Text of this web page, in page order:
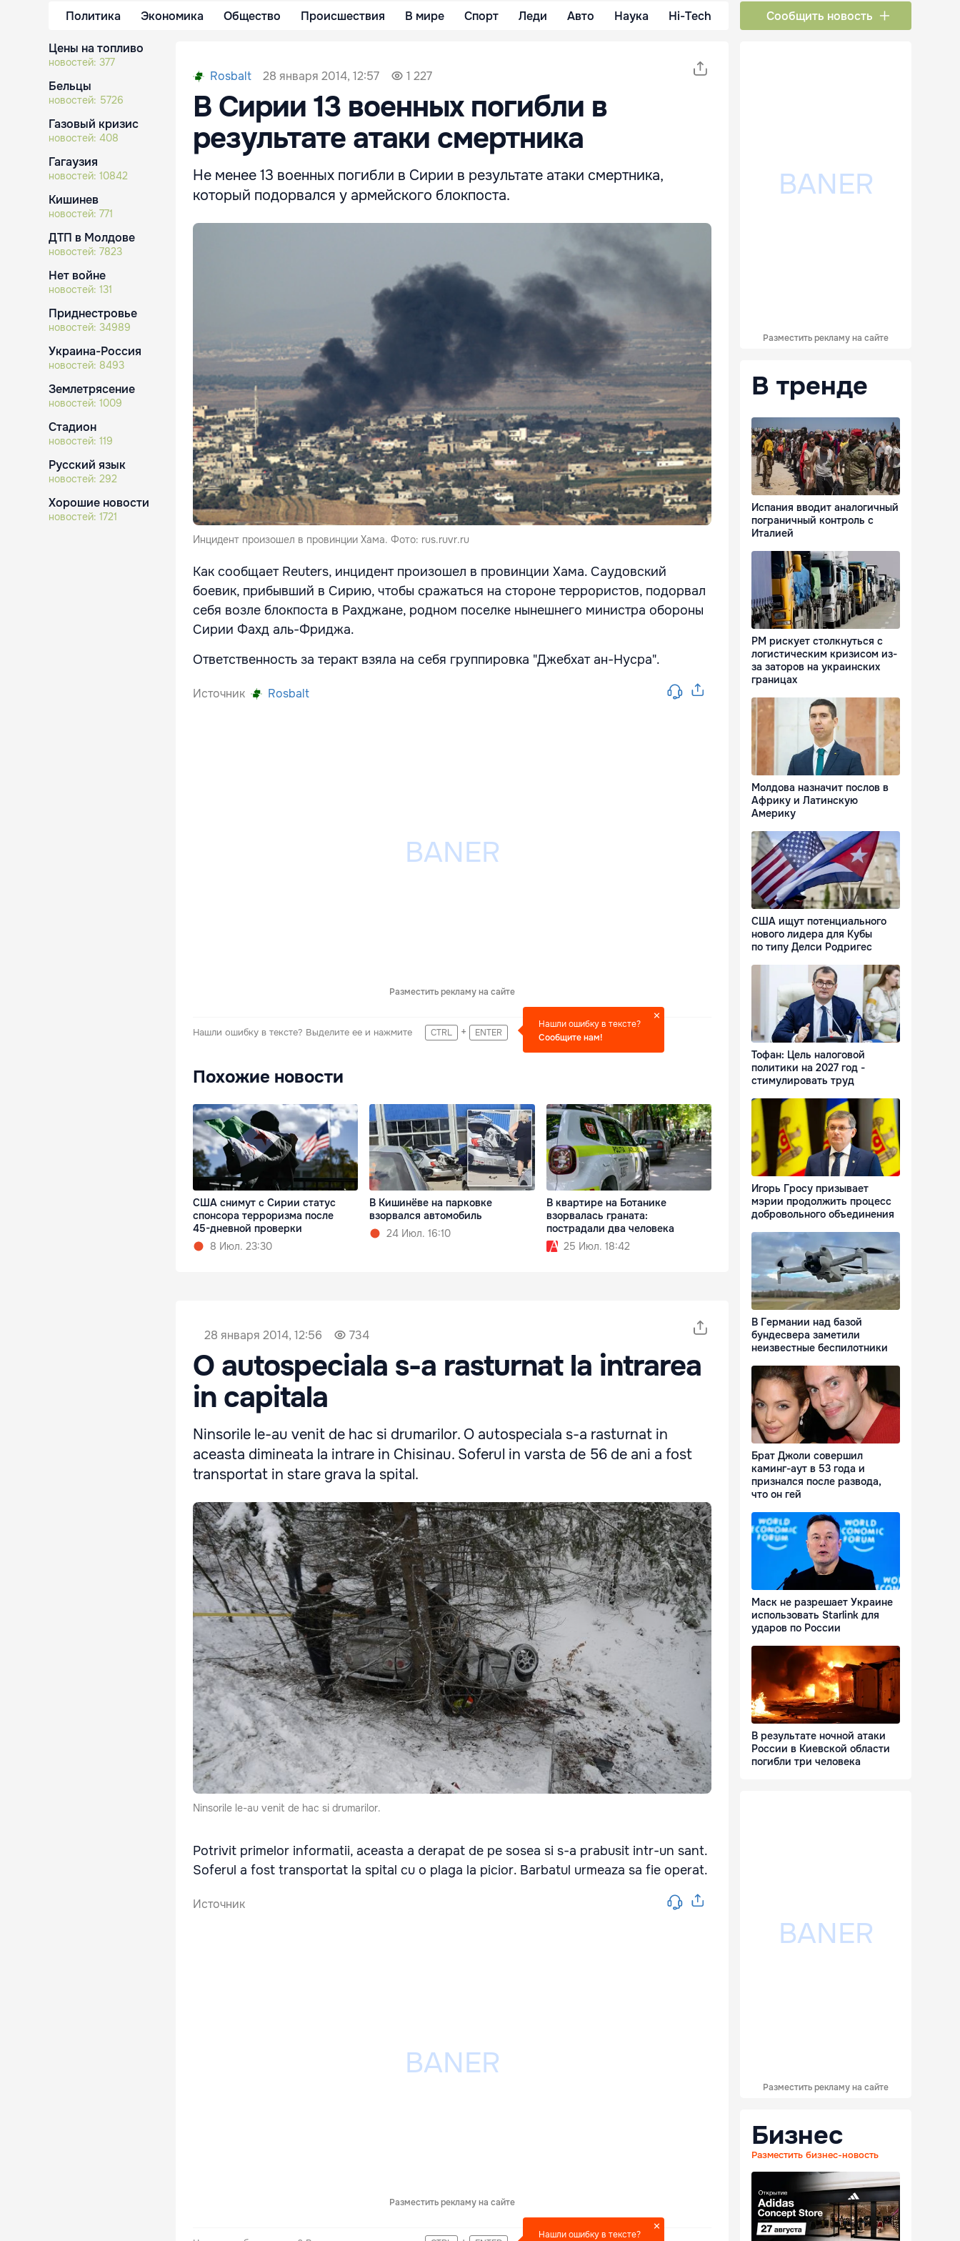
Политика Экономика Общество Происшествия В мире Спорт Леди Авто Наука Hi-Tech Сообщить новость
Цены на топливо
новостей: 377
Бельцы
новостей: 5726
Газовый кризис
новостей: 408
Гагаузия
новостей: 10842
Кишинев
новостей: 771
ДТП в Молдове
новостей: 7823
Нет войне
новостей: 131
Приднестровье
новостей: 34989
Украина-Россия
новостей: 8493
Землетрясение
новостей: 1009
Стадион
новостей: 119
Русский язык
новостей: 292
Хорошие новости
новостей: 1721
Rosbalt 28 января 2014, 12:57 1 227
В Сирии 13 военных погибли в
результате атаки смертника
Не менее 13 военных погибли в Сирии в результате атаки смертника,
который подорвался у армейского блокпоста.
Инцидент произошел в провинции Хама. Фото: rus.ruvr.ru
Как сообщает Reuters, инцидент произошел в провинции Хама. Саудовский
боевик, прибывший в Сирию, чтобы сражаться на стороне террористов, подорвал
себя возле блокпоста в Рахджане, родном поселке нынешнего министра обороны
Сирии Фахд аль-Фриджа.
Ответственность за теракт взяла на себя группировка "Джебхат ан-Нусра".
Источник Rosbalt
Разместить рекламу на сайте
Нашли ошибку в тексте? Выделите ее и нажмите CTRL + ENTER
Нашли ошибку в тексте?
Сообщите нам!
Похожие новости
США снимут с Сирии статус
спонсора терроризма после
45-дневной проверки
8 Июл. 23:30
В Кишинёве на парковке
взорвался автомобиль
24 Июл. 16:10
В квартире на Ботанике
взорвалась граната:
пострадали два человека
25 Июл. 18:42
28 января 2014, 12:56 734
O autospeciala s-a rasturnat la intrarea
in capitala
Ninsorile le-au venit de hac si drumarilor. O autospeciala s-a rasturnat in
aceasta dimineata la intrare in Chisinau. Soferul in varsta de 56 de ani a fost
transportat in stare grava la spital.
Ninsorile le-au venit de hac si drumarilor.
Potrivit primelor informatii, aceasta a derapat de pe sosea si s-a prabusit intr-un sant.
Soferul a fost transportat la spital cu o plaga la picior. Barbatul urmeaza sa fie operat.
Источник
Разместить рекламу на сайте
Нашли ошибку в тексте?
Разместить рекламу на сайте
В тренде
Испания вводит аналогичный
пограничный контроль с
Италией
РМ рискует столкнуться с
логистическим кризисом из-
за заторов на украинских
границах
Молдова назначит послов в
Африку и Латинскую
Америку
США ищут потенциального
нового лидера для Кубы
по типу Делси Родригес
Тофан: Цель налоговой
политики на 2027 год -
стимулировать труд
Игорь Гросу призывает
мэрии продолжить процесс
добровольного объединения
В Германии над базой
бундесвера заметили
неизвестные беспилотники
Брат Джоли совершил
каминг-аут в 53 года и
признался после развода,
что он гей
Маск не разрешает Украине
использовать Starlink для
ударов по России
В результате ночной атаки
России в Киевской области
погибли три человека
Разместить рекламу на сайте
Бизнес
Разместить бизнес-новость